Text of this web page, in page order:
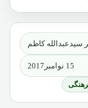
سیدعبدالله کاظم
15 نوامبر2017